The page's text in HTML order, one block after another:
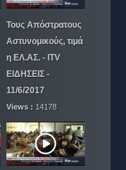
Τους Απόστρατους
Αστυνομικούς, τιμά
η ΕΛ.ΑΣ. - ITV
ΕΙΔΗΣΕΙΣ -
11/6/2017
Views : 14178